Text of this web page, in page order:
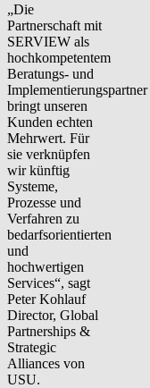
„Die
Partnerschaft mit
SERVIEW als
hochkompetentem
Beratungs- und
Implementierungspartner
bringt unseren
Kunden echten
Mehrwert. Für
sie verknüpfen
wir künftig
Systeme,
Prozesse und
Verfahren zu
bedarfsorientierten
und
hochwertigen
Services“, sagt
Peter Kohlauf
Director, Global
Partnerships &
Strategic
Alliances von
USU.